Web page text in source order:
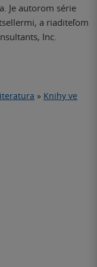
Je autorom série
a riaditeľom
Inc.
» Knihy ve